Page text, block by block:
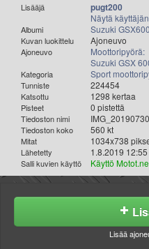
MUUT
VIP-jäsenyys
Paidat ja vaatteet
Suunnittele oma paita
Mainostus
Palaute
Kevytversio
Lisääjä pugt200
Näytä
Albumi Suzuki
Kuvan luokittelu Ajoneuvo
Ajoneuvo
Moottoripyörä:
Suzuki GSX
Kategoria Sport
Tunniste 224454
Katsottu 1298 kertaa
Pisteet 0 pistettä
Tiedoston nimi
Tiedoston koko 560 kt
Mitat 1034x738
Lähetetty 1.8.2019 12:55
Salli kuvien käyttö Käyttö
Lisää